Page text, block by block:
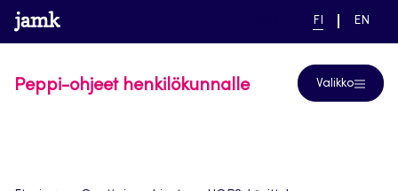
Siirry
suoraan
www.jamk.fi linkki pääsivustolle
NYKYINEN
FI
VAIHDA
EN
Peppi-ohjeet henkilökunnalle Valikko